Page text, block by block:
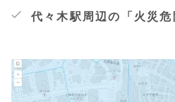
代々木駅周辺の「火災危